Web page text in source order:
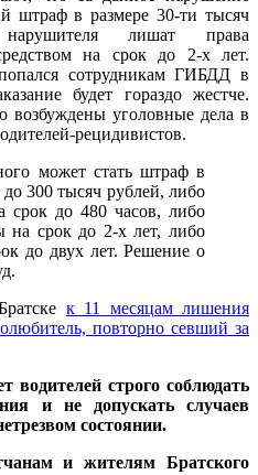
штраф в размере 30-ти тысяч
лишат права
на срок до 2-х лет.
сотрудникам ГИБДД в
будет гораздо жестче.
уголовные дела в
рецидивистов.
может стать штраф в
300 тысяч рублей, либо
срок до 480 часов, либо
на срок до 2-х лет, либо
до двух лет. Решение о
к 11 месяцам лишения
повторно севший за
водителей строго соблюдать
и не допускать случаев
состоянии.
и жителям Братского